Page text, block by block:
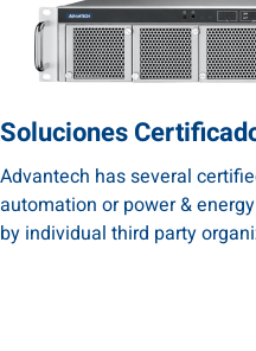
Soluciones
Advantech has several
automation or power &
by individual third party